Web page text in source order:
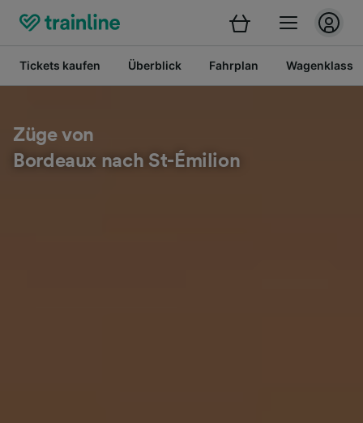
Tickets kaufen Überblick Fahrplan
Züge von
Bordeaux nach St-Émilion